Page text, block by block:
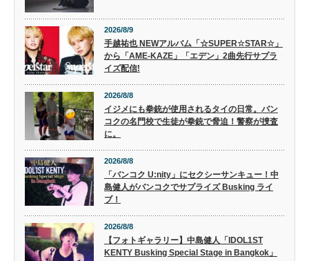
2026/8/9
手越祐也 NEWアルバム「☆SUPER☆STAR☆」
から「AME-KAZE」「エデン」2曲先行サプラ
イズ配信!
2026/8/8
イジメにも拳銃が使用されるタイの日常。バン
コクの名門校で生徒が拳銃で脅迫！警察が捜査
に。
2026/8/8
「バンコク U:nity」にセクシーサンキュー！中
島健人がバンコクでサプライズ Busking ライ
ブ！
2026/8/8
【フォトギャラリー】中島健人「IDOL1ST
KENTY Busking Special Stage in Bangkok」